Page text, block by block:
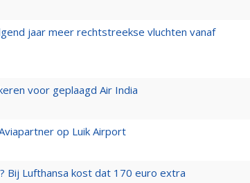
jaar meer rechtstreekse vluchten vanaf
voor geplaagd Air India
op Luik Airport
Bij Lufthansa kost dat 170 euro extra